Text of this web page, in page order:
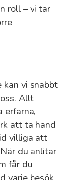
roll – vi tar
kan vi snabbt
Allt
erfarna,
att ta hand
villiga att
du anlitar
får du
varje besök.